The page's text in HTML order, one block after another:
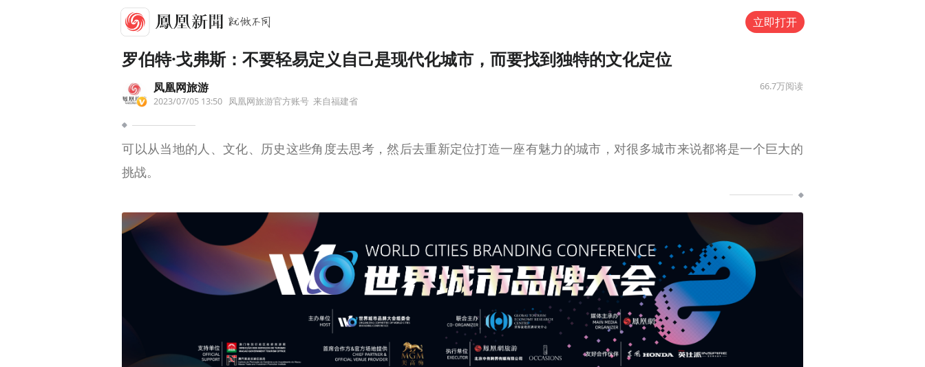
立即打开
罗伯特·戈弗斯：不要轻易定义自己是现代化城市，而要找到独特的文化定位
凤凰网旅游
2023/07/05 13:50 凤凰网旅游官方账号 来自福建省
66.7万阅读
可以从当地的人、文化、历史这些角度去思考，然后去重新定位打造一座有魅力的城市，对很多城市来说都将是一个巨大的
挑战。